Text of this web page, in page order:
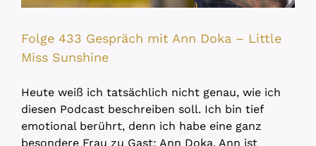
Folge 433 Gespräch mit Ann Doka – Little
Miss Sunshine
Heute weiß ich tatsächlich nicht genau, wie ich
diesen Podcast beschreiben soll. Ich bin tief
emotional berührt, denn ich habe eine ganz
besondere Frau zu Gast: Ann Doka. Ann ist